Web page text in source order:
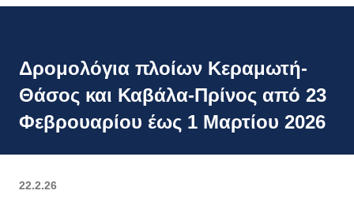
Δρομολόγια πλοίων Κεραμωτή-
Θάσος και Καβάλα-Πρίνος από 23
Φεβρουαρίου έως 1 Μαρτίου 2026
22.2.26